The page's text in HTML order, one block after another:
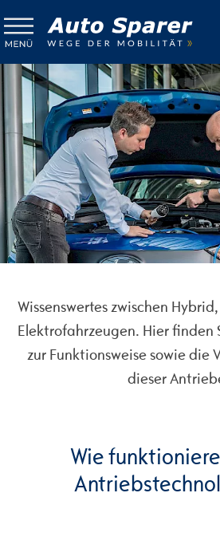
Wissenswertes zwischen
Elektrofahrzeugen. Hier finden
zur Funktionsweise sowie die
dieser
Wie